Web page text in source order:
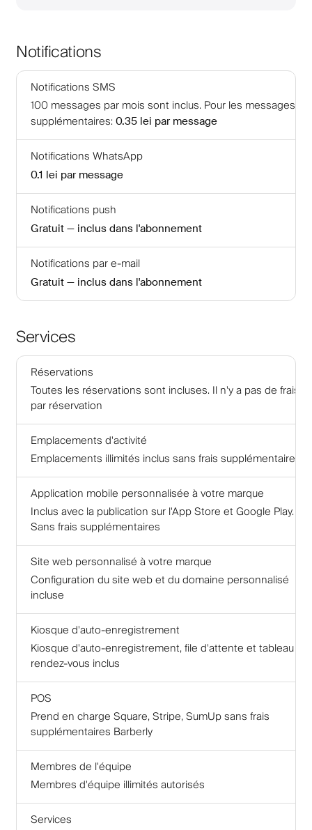
Notifications
Notifications SMS
100 messages par mois sont inclus. Pour les messages
supplémentaires: 0.35 lei par message
Notifications WhatsApp
0.1 lei par message
Notifications push
Gratuit — inclus dans l'abonnement
Notifications par e-mail
Gratuit — inclus dans l'abonnement
Services
Réservations
Toutes les réservations sont incluses. Il n'y a pas de frais
par réservation
Emplacements d'activité
Emplacements illimités inclus sans frais supplémentaires
Application mobile personnalisée à votre marque
Inclus avec la publication sur l'App Store et Google Play.
Sans frais supplémentaires
Site web personnalisé à votre marque
Configuration du site web et du domaine personnalisé
incluse
Kiosque d'auto-enregistrement
Kiosque d'auto-enregistrement, file d'attente et tableau de
rendez-vous inclus
POS
Prend en charge Square, Stripe, SumUp sans frais
supplémentaires Barberly
Membres de l'équipe
Membres d'équipe illimités autorisés
Services